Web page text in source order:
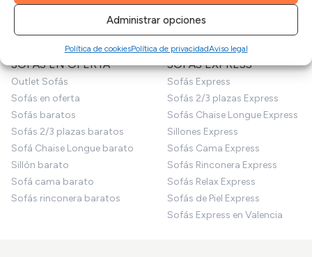
Administrar opciones
Política de cookiesPolítica de privacidadAviso legal
Puffs
Limpiezas de sofás
SOFÁS EN OFERTA
Outlet Sofás
Sofás en oferta
Sofás baratos
Sofás 2/3 plazas baratos
Sofá Chaise Longue barato
Sillón barato
Sofá cama barato
Sofás rinconera baratos
SOFÁS EXPRESS
Sofás Express
Sofás 2/3 plazas Express
Sofás Chaise Longue Express
Sillones Express
Sofás Cama Express
Sofás Rinconera Express
Sofás Relax Express
Sofás de Piel Express
Sofás Express en Valencia